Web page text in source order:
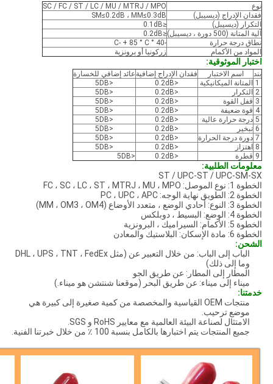
نوع
SC / FC / ST / LC / MU / MTRJ / MPO
فقدان الإدراج (ديسيبل)
SM≤0.2dB ، MM≤0.3dB
التكرار (ديسيبل)
≤0.1dB
آلية المتانة (500 دورة ، ديسيبل)
≤0.2dB
نطاق درجة حرارة
-40 ° C- + 85 ° C
المواد من الأكمام
زركونيا أو برونزية
اختبار الموثوقية:
بند اسم الاختبار فقدان الإدراج إضافية عائد إضافي للخسارة
1
المتانة الميكانيكية <0.2dB
<5DB
2
التكرار <0.2dB
<5DB
3 قفل القوة <0.2dB
<5DB
4 قوة ضعيفة <0.2dB
<5DB
5 درجة حرارة عالية <0.2dB
<5DB
6 تبخير <0.2dB
<5DB
7 دورة درجة الحرارة <0.2dB
<5DB
8 اهتزاز <0.2dB
<5DB
9 قطرة <0.2dB
<5DB
معلومات الطلبية:
ST / UPC-ST / UPC-SM-SX
الخطوة 1: نوع الموصل: FC ، SC ، LC ، ST ، MTRJ ، MU ، MPO
الخطوة 2: الطويق نهاية الوجه: PC ، UPC ، APC
الخطوة 3: النوع: أحادي الوضع ، متعدد الأوضاع (MM ، OM3 ، OM4)
الخطوة 4: الوضع: البسيط ، دوبلكس
الخطوة 5: الأكمام: السيراميك ، البرونزية
الخطوة 6: مادة الإسكان: البلاستيك والمعادن
الشحن:
الباب إلى الباب: من خلال التعبير عن (مثل DHL ، UPS ، TNT ، FedEx
وما إلى ذلك)
المطار إلى المطار: عن طريق الجو
ميناء إلى ميناء: عن طريق البحر (موقعنا شنتشن هو ميناء.)
خدمتنا:
منتجات OEM القياسية والمخصصة من كمية صغيرة إلى كبيرة هي
موضع ترحيب.
الامتثال لصناعة البيئة العالمية مع معايير RoHS و SGS.
جميع المنتجات يتم اختبارها بالكامل بنسبة 100 ٪ من خلال خبرتنا الفنية.